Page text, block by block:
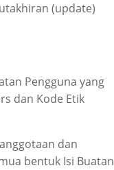
(update)
Pengguna yang
dan Kode Etik
dan
bentuk Isi Buatan